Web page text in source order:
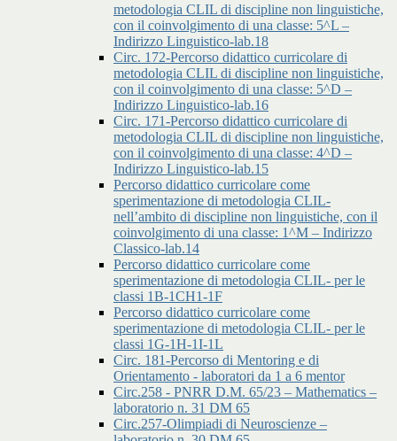
metodologia CLIL di discipline non linguistiche,
con il coinvolgimento di una classe: 5^L –
Indirizzo Linguistico-lab.18
Circ. 172-Percorso didattico curricolare di
metodologia CLIL di discipline non linguistiche,
con il coinvolgimento di una classe: 5^D –
Indirizzo Linguistico-lab.16
Circ. 171-Percorso didattico curricolare di
metodologia CLIL di discipline non linguistiche,
con il coinvolgimento di una classe: 4^D –
Indirizzo Linguistico-lab.15
Percorso didattico curricolare come
sperimentazione di metodologia CLIL-
nell’ambito di discipline non linguistiche, con il
coinvolgimento di una classe: 1^M – Indirizzo
Classico-lab.14
Percorso didattico curricolare come
sperimentazione di metodologia CLIL- per le
classi 1B-1CH1-1F
Percorso didattico curricolare come
sperimentazione di metodologia CLIL- per le
classi 1G-1H-1I-1L
Circ. 181-Percorso di Mentoring e di
Orientamento - laboratori da 1 a 6 mentor
Circ.258 - PNRR D.M. 65/23 – Mathematics –
laboratorio n. 31 DM 65
Circ.257-Olimpiadi di Neuroscienze –